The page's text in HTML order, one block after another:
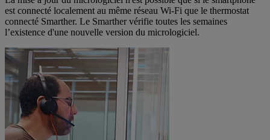
est connecté localement au même réseau Wi-Fi que le thermostat
connecté Smarther. Le Smarther vérifie toutes les semaines
l’existence d'une nouvelle version du micrologiciel.